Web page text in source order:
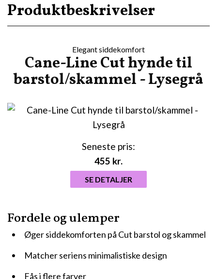
Produktbeskrivelser
Elegant siddekomfort
Cane-Line Cut hynde til
barstol/skammel - Lysegrå
Fordele og ulemper
Øger siddekomforten på Cut barstol og skammel
Matcher seriens minimalistiske design
Fås i flere farver
Seneste pris:
455 kr.
SE DETALJER